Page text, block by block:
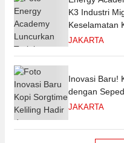
K3 Industri
Keselamatan
JAKARTA
Inovasi Baru!
dengan
JAKARTA